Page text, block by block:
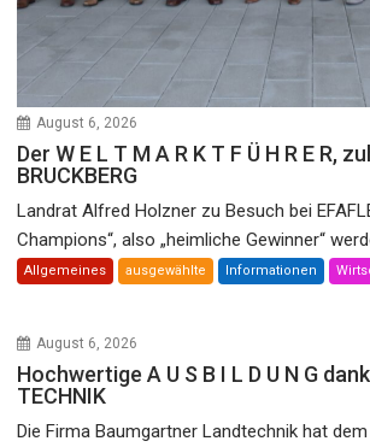
August 6, 2026
Der W E L T M A R K T F Ü H R E R,
BRUCKBERG
Landrat Alfred Holzner zu Besuch bei
Champions“, also „heimliche Gewinner“
Allgemeines ausgewählte Informationen
August 6, 2026
Hochwertige A U S B I L D U N G
TECHNIK
Die Firma Baumgartner Landtechnik hat